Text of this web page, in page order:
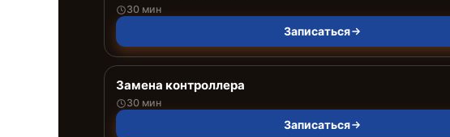
30 мин
Записаться
Замена контроллера
30 мин
Записаться